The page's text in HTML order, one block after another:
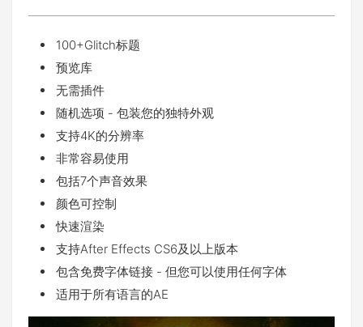
100+Glitch标题
预览库
无需插件
随机选项 - 包装您的独特外观
支持4K的分辨率
非常容易使用
包括7个声音效果
颜色可控制
快速渲染
支持After Effects CS6及以上版本
包含免费字体链接 - 但您可以使用任何字体
适用于所有语言的AE